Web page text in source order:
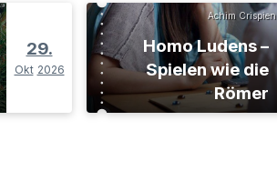
29.
Okt 2026
Achim Crispien
Homo Ludens –
Spielen wie die
Römer